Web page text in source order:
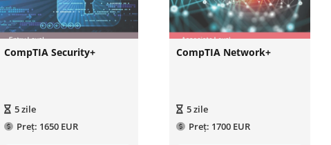
CompTIA Security+
5zile
Preț: 1650 EUR
CompTIA Network+
5zile
Preț: 1700 EUR